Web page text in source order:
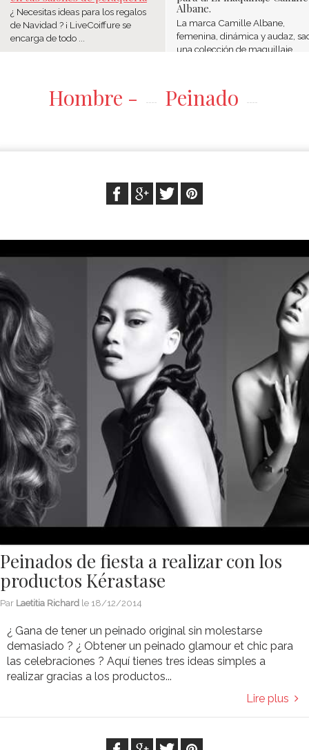
¿ Necesitas ideas para los regalos
de Navidad ? ¡ LiveCoiffure se
encarga de todo ...
Albane.
La marca Camille Albane,
femenina, dinámica y audaz,
una colección de maquillaje ...
Hombre - Peinado
Peinados de fiesta a realizar con los
productos Kérastase
Par Laetitia Richard le 18/12/2014
¿ Gana de tener un peinado original sin molestarse
demasiado ? ¿ Obtener un peinado glamour et chic para
las celebraciones ? Aquí tienes tres ideas simples a
realizar gracias a los productos...
Lire plus